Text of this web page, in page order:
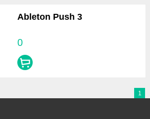
Ableton Push 3
0
1